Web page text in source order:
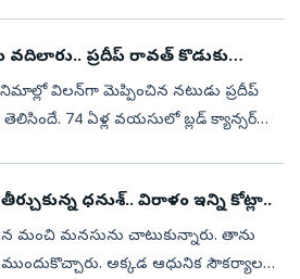
వదిలారు.. ప్రదీప్ రావత్ కొడుకు
విలన్‌గా మెప్పించిన నటుడు ప్రదీప్‌
బ్లడ్‌ క్యాన్సర్‌
ధనుశ్‌.. విరాళం ఇన్ని కోట్లా..
మంచి మనసును చాటుకున్నారు. తాను
అక్కడ ఆధునిక సౌకర్యాలతో